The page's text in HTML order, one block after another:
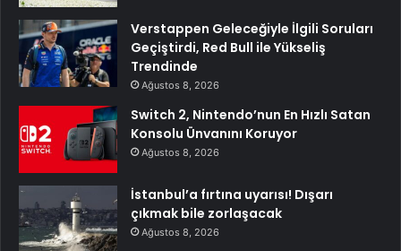
Verstappen Geleceğiyle İlgili Soruları
Geçiştirdi, Red Bull ile Yükseliş
Trendinde
Ağustos 8, 2026
Switch 2, Nintendo’nun En Hızlı Satan
Konsolu Ünvanını Koruyor
Ağustos 8, 2026
İstanbul’a fırtına uyarısı! Dışarı
çıkmak bile zorlaşacak
Ağustos 8, 2026